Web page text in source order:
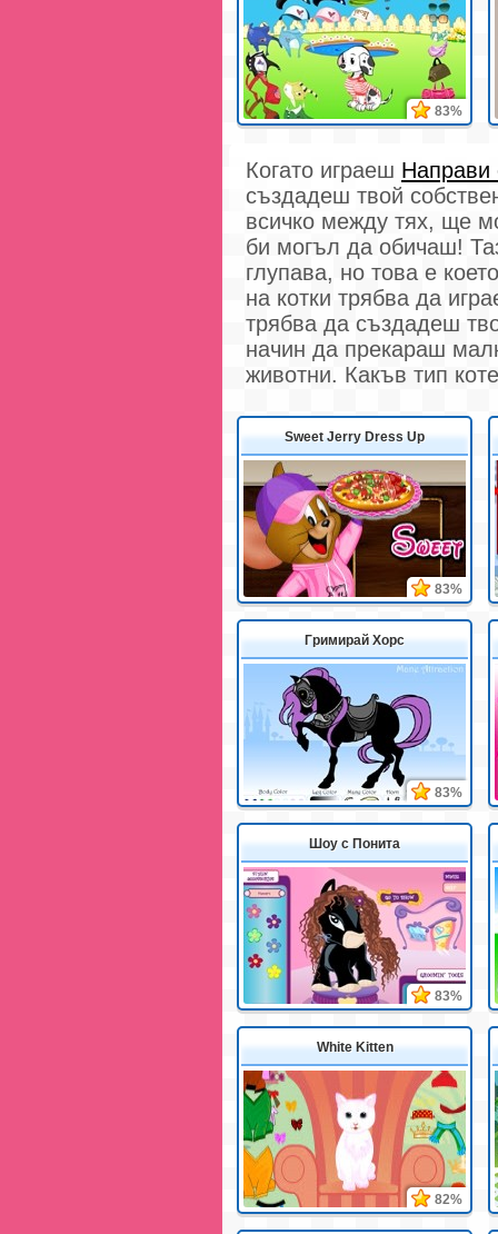
83%
Когато играеш
създадеш твой
всичко между тях, ще
би могъл да обичаш!
глупава, но това е
на котки трябва да
трябва да създадеш
начин да прекараш
животни. Какъв тип
Sweet Jerry Dress Up
83%
Гримирай Хорс
83%
Шоу с Понита
83%
White Kitten
82%